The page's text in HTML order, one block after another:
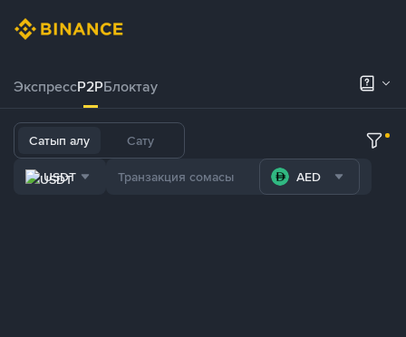
ЭкспрессP2PБлоктау
Сатып алу Сату
USDT AED